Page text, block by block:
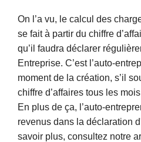
On l’a vu, le calcul des
se fait à partir du chiffre
qu’il faudra déclarer
Entreprise. C’est l’auto-
moment de la création, s’il
chiffre d’affaires tous les
En plus de ça, l’auto-
revenus dans la déclaration
savoir plus, consultez notre